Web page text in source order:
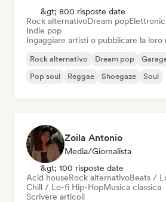
&gt; 800 risposte date
Rock alternativoDream pop
Indie pop
Ingaggiare artisti o pubblicare la loro
Rock alternativo Dream pop
Pop soul
Reggae Shoegaze Soul
Zoila Antonio
Media/Giornalista
&gt; 100 risposte date
Acid houseRock alternativoBeats /
Chill / Lo-fi Hip-HopMusica classica
Scrivere articoli